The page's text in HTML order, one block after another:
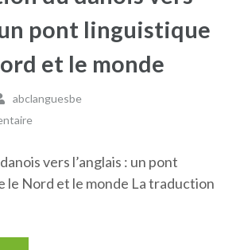
un pont linguistique
et le monde
abclanguesbe
vers l’anglais : un pont
le Nord et le monde La traduction